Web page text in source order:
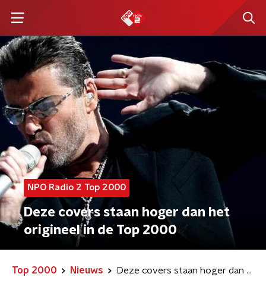
NPO Radio 2 Top 2000
Deze covers staan hoger dan het
origineel in de Top 2000
Top 2000 Nieuws Deze covers staan hoger dan het origineel in de Top 2000